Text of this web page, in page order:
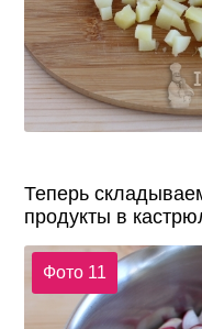
Теперь
продукты в
Фото 11